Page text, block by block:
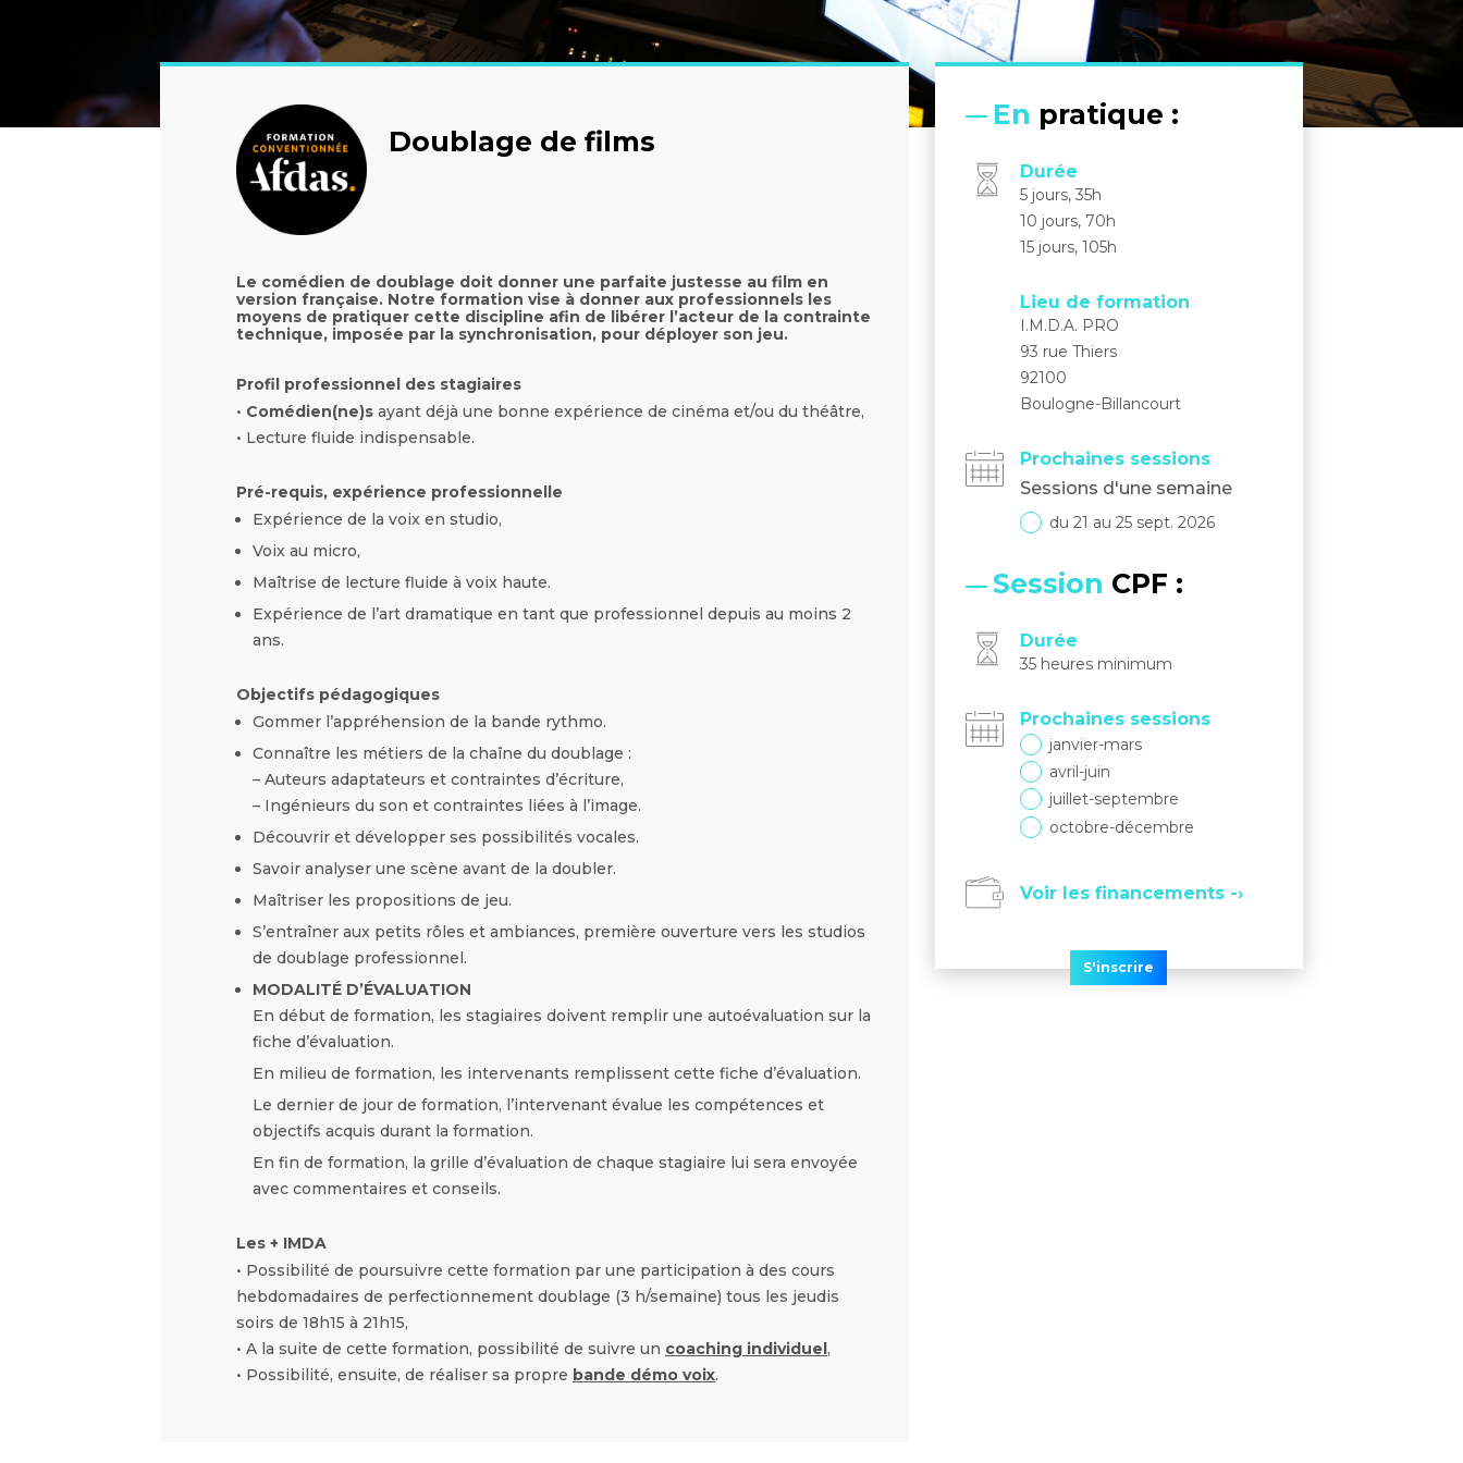
Doublage de films
Le comédien de doublage doit donner une parfaite justesse au film en
version française. Notre formation vise à donner aux professionnels les
moyens de pratiquer cette discipline afin de libérer l’acteur de la contrainte
technique, imposée par la synchronisation, pour déployer son jeu.
Profil professionnel des stagiaires
• Comédien(ne)s ayant déjà une bonne expérience de cinéma et/ou du théâtre,
• Lecture fluide indispensable.
Pré-requis, expérience professionnelle
Expérience de la voix en studio,
Voix au micro,
Maîtrise de lecture fluide à voix haute.
Expérience de lʼart dramatique en tant que professionnel depuis au moins 2
ans.
Objectifs pédagogiques
Gommer lʼappréhension de la bande rythmo.
Connaître les métiers de la chaîne du doublage :
– Auteurs adaptateurs et contraintes dʼécriture,
– Ingénieurs du son et contraintes liées à lʼimage.
Découvrir et développer ses possibilités vocales.
Savoir analyser une scène avant de la doubler.
Maîtriser les propositions de jeu.
S’entraîner aux petits rôles et ambiances, première ouverture vers les studios
de doublage professionnel.
MODALITÉ D’ÉVALUATION
En début de formation, les stagiaires doivent remplir une autoévaluation sur la
fiche d’évaluation.
En milieu de formation, les intervenants remplissent cette fiche d’évaluation.
Le dernier de jour de formation, l’intervenant évalue les compétences et
objectifs acquis durant la formation.
En fin de formation, la grille d’évaluation de chaque stagiaire lui sera envoyée
avec commentaires et conseils.
Les + IMDA
• Possibilité de poursuivre cette formation par une participation à des cours
hebdomadaires de perfectionnement doublage (3 h/semaine) tous les jeudis
soirs de 18h15 à 21h15,
• A la suite de cette formation, possibilité de suivre un coaching individuel,
• Possibilité, ensuite, de réaliser sa propre bande démo voix.
En pratique :
Durée
5 jours, 35h
10 jours, 70h
15 jours, 105h
Lieu de formation
I.M.D.A. PRO
93 rue Thiers
92100
Boulogne-Billancourt
Prochaines sessions
Sessions d'une semaine
du 21 au 25 sept. 2026
Session CPF :
Durée
35 heures minimum
Prochaines sessions
janvier-mars
avril-juin
juillet-septembre
octobre-décembre
Voir les financements -›
S'inscrire